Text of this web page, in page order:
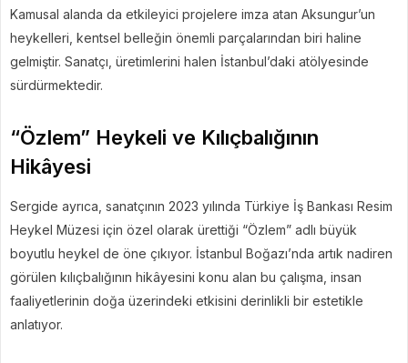
Kamusal alanda da etkileyici projelere imza atan Aksungur’un
heykelleri, kentsel belleğin önemli parçalarından biri haline
gelmiştir. Sanatçı, üretimlerini halen İstanbul’daki atölyesinde
sürdürmektedir.
“Özlem” Heykeli ve Kılıçbalığının
Hikâyesi
Sergide ayrıca, sanatçının 2023 yılında Türkiye İş Bankası Resim
Heykel Müzesi için özel olarak ürettiği “Özlem” adlı büyük
boyutlu heykel de öne çıkıyor. İstanbul Boğazı’nda artık nadiren
görülen kılıçbalığının hikâyesini konu alan bu çalışma, insan
faaliyetlerinin doğa üzerindeki etkisini derinlikli bir estetikle
anlatıyor.